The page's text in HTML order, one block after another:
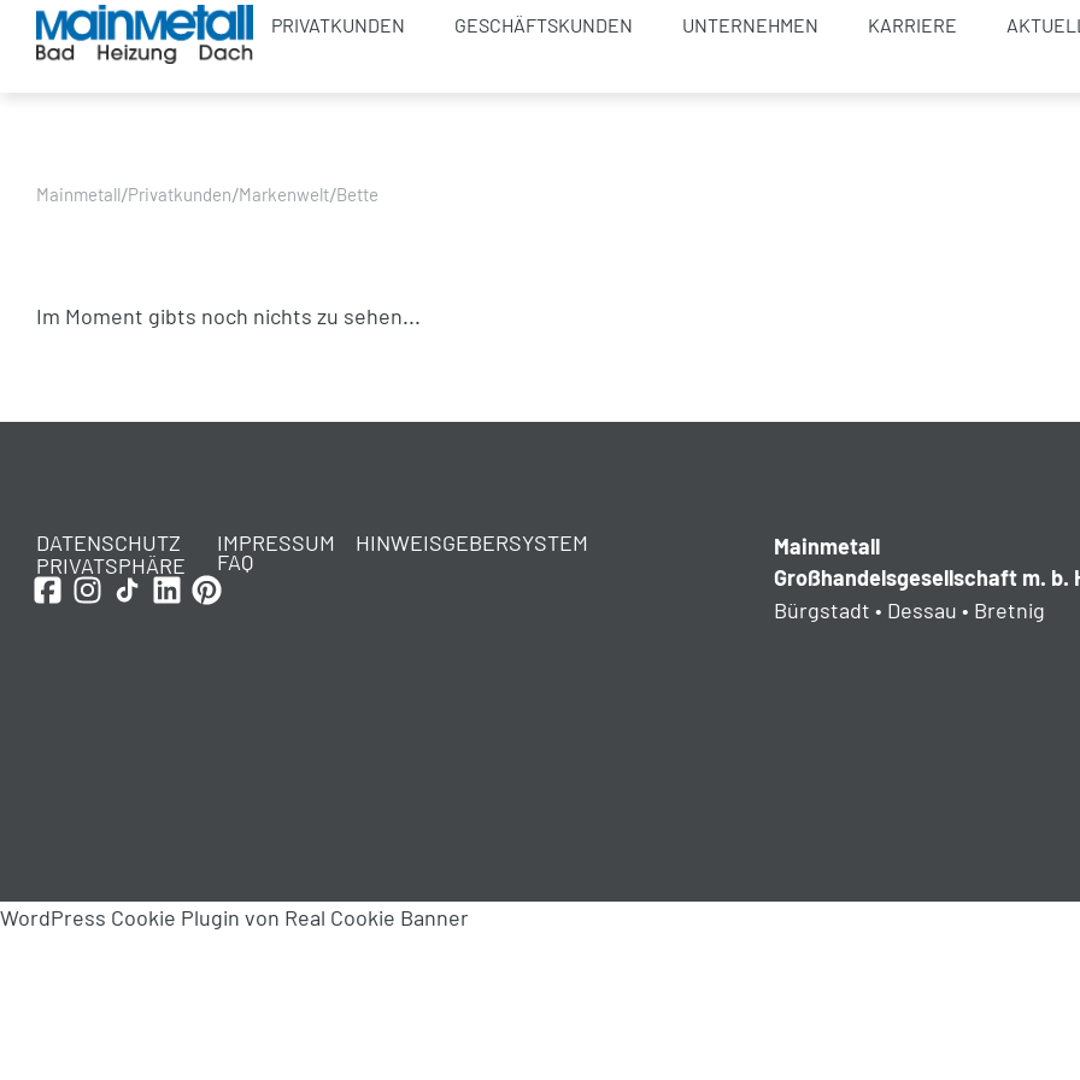
PRIVATKUNDEN GESCHÄFTSKUNDEN UNTERNEHMEN KARRIERE
Mainmetall/Privatkunden/Markenwelt/Bette
Im Moment gibts noch nichts zu sehen...
DATENSCHUTZ
PRIVATSPHÄRE
IMPRESSUM
FAQ
HINWEISGEBERSYSTEM
Mainmetall
Großhandelsgesellschaft m. b.
Bürgstadt • Dessau • Bretnig
WordPress Cookie Plugin von Real Cookie Banner